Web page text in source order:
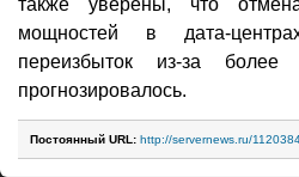
также уверены, что
мощностей в дата-
переизбыток из-за
прогнозировалось.
Постоянный URL: http://servernews.ru/